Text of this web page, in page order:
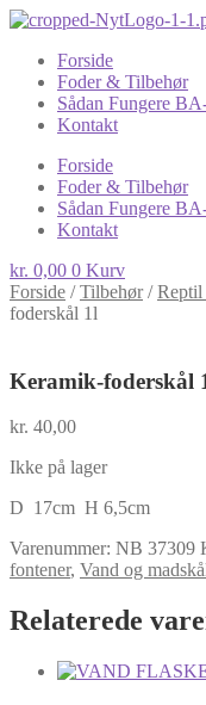
Forside
Foder & Tilbehør
Sådan Fungere
Kontakt
Forside
Foder & Tilbehør
Sådan Fungere
Kontakt
kr. 0,00 0 Kurv
Forside /Tilbehør/
foderskål 1l
Keramik-foderskål
kr. 40,00
Ikke på lager
D 17cm H 6,5cm
Varenummer: NB 37309
fontener, Vand og
Relaterede